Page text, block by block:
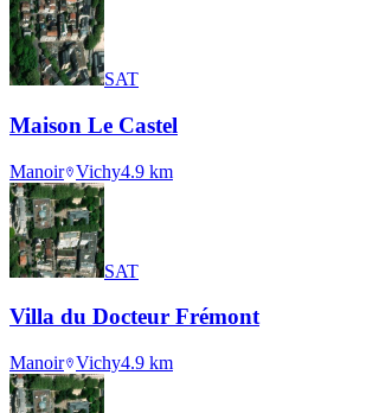
SAT
Maison Le Castel
Manoir Vichy4.9 km
SAT
Villa du Docteur Frémont
Manoir Vichy4.9 km